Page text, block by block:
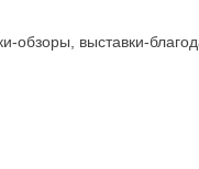
выставки-